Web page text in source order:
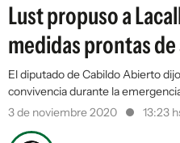
Lust propuso a
medidas prontas
El diputado de Cabildo Abierto
convivencia durante la
3 de noviembre 2020
13:23